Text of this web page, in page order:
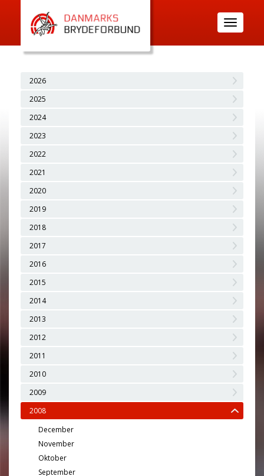
Toggle
navigation
2026
2025
2024
2023
2022
2021
2020
2019
2018
2017
2016
2015
2014
2013
2012
2011
2010
2009
2008
December
November
Oktober
September